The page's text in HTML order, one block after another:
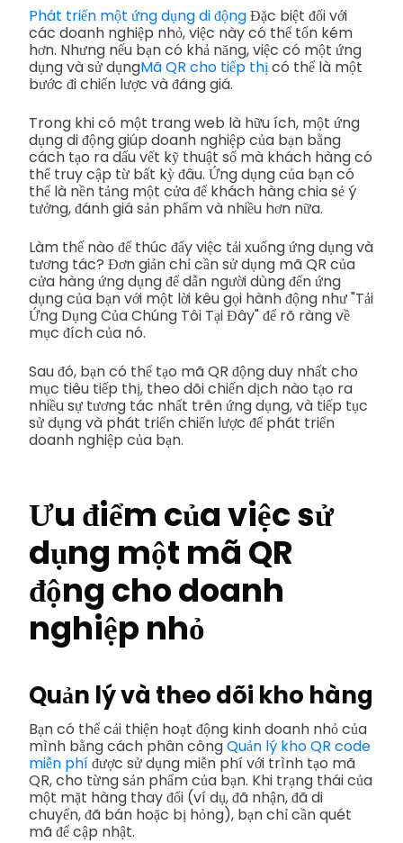
Phát triển một ứng dụng di độngĐặc biệt đối với
các doanh nghiệp nhỏ, việc này có thể tốn kém
hơn. Nhưng nếu bạn có khả năng, việc có một ứng
dụng và sử dụngMã QR cho tiếp thịcó thể là một
bước đi chiến lược và đáng giá.
Trong khi có một trang web là hữu ích, một ứng
dụng di động giúp doanh nghiệp của bạn bằng
cách tạo ra dấu vết kỹ thuật số mà khách hàng có
thể truy cập từ bất kỳ đâu. Ứng dụng của bạn có
thể là nền tảng một cửa để khách hàng chia sẻ ý
tưởng, đánh giá sản phẩm và nhiều hơn nữa.
Làm thế nào để thúc đẩy việc tải xuống ứng dụng và
tương tác? Đơn giản chỉ cần sử dụng mã QR của
cửa hàng ứng dụng để dẫn người dùng đến ứng
dụng của bạn với một lời kêu gọi hành động như "Tải
Ứng Dụng Của Chúng Tôi Tại Đây" để rõ ràng về
mục đích của nó.
Sau đó, bạn có thể tạo mã QR động duy nhất cho
mục tiêu tiếp thị, theo dõi chiến dịch nào tạo ra
nhiều sự tương tác nhất trên ứng dụng, và tiếp tục
sử dụng và phát triển chiến lược để phát triển
doanh nghiệp của bạn.
Ưu điểm của việc sử
dụng một mã QR
động cho doanh
nghiệp nhỏ
Quản lý và theo dõi kho hàng
Bạn có thể cải thiện hoạt động kinh doanh nhỏ của
mình bằng cách phân côngQuản lý kho QR code
miễn phíđược sử dụng miễn phí với trình tạo mã
QR, cho từng sản phẩm của bạn. Khi trạng thái của
một mặt hàng thay đổi (ví dụ, đã nhận, đã di
chuyển, đã bán hoặc bị hỏng), bạn chỉ cần quét
mã để cập nhật.